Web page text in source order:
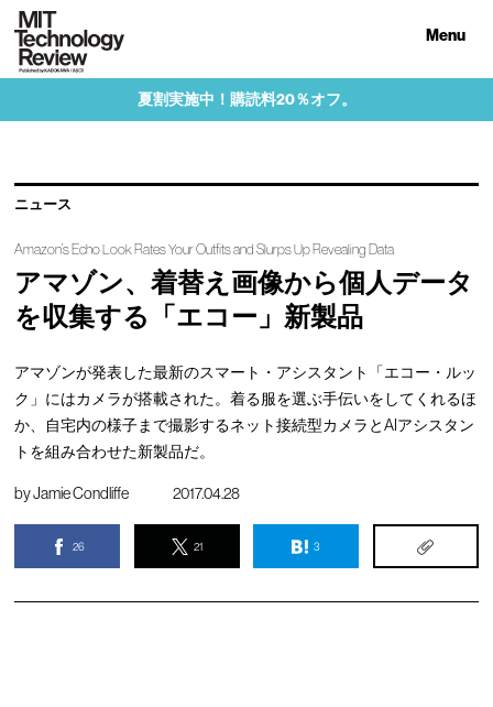
Menu
夏割実施中！購読料20％オフ。
ニュース
Amazon’s Echo Look Rates Your Outfits and Slurps Up Revealing Data
アマゾン、着替え画像から個人データ
を収集する「エコー」新製品
アマゾンが発表した最新のスマート・アシスタント「エコー・ルッ
ク」にはカメラが搭載された。着る服を選ぶ手伝いをしてくれるほ
か、自宅内の様子まで撮影するネット接続型カメラとAIアシスタン
トを組み合わせた新製品だ。
byJamie Condliffe 2017.04.28
26 21 3